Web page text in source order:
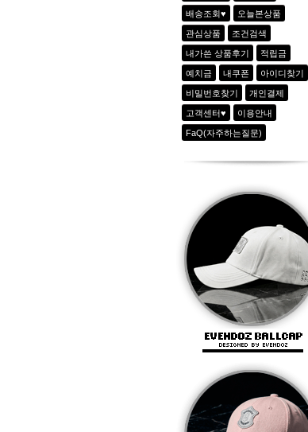
7 -
배송조회♥ 오늘본상품
관심상품 조건검색
내가쓴 상품후기 적립금
예치금 내쿠폰 아이디찾기
비밀번호찾기 개인결제
고객센터♥ 이용안내
FaQ(자주하는질문)